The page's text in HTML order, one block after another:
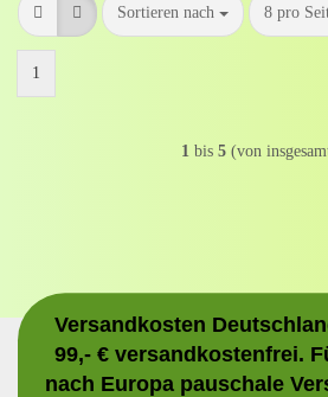
Sortieren nach
Sortieren nach 8 pro
pro Seite
1
1 bis 5(von
Versandkosten
99,- € versandkostenfrei.
nach Europa pauschale